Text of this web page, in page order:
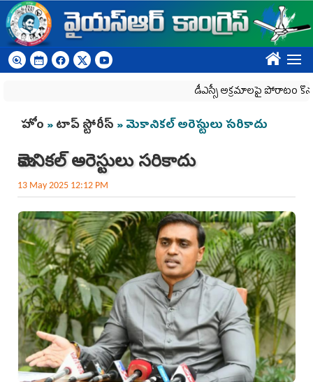
Skip to main content
????
డీఎస్సీ అక్రమాలపై పోరాటం
You are here
హోం »టాప్ స్టోరీస్ » మెకానికల్ అరెస్టులు సరికాదు
మెకానికల్ అరెస్టులు సరికాదు
13 May 2025 12:12 PM